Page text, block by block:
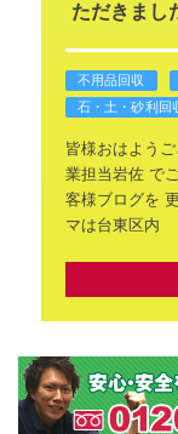
ただきまし
不用品回収
石・土・砂利回
皆様おはよう
業担当岩佐で
客様ブログを
マは台東区内